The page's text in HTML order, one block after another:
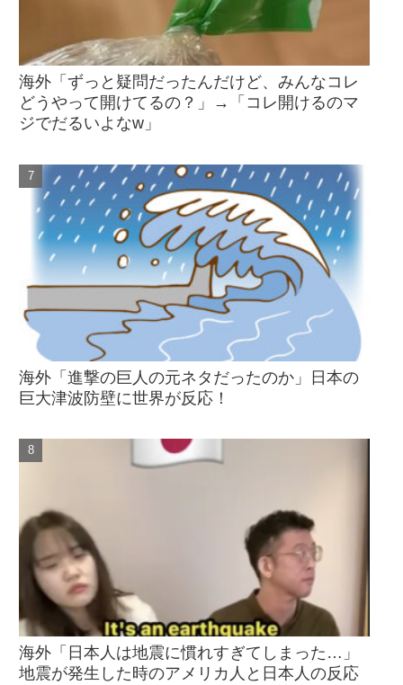
海外「ずっと疑問だったんだけど、みんなコレ
どうやって開けてるの？」→「コレ開けるのマ
ジでだるいよなw」
海外「進撃の巨人の元ネタだったのか」日本の
巨大津波防壁に世界が反応！
海外「日本人は地震に慣れすぎてしまった…」
地震が発生した時のアメリカ人と日本人の反応